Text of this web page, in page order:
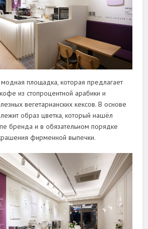
модная площадка, которая предлагает
из стопроцентной арабики и
вегетарианских кексов. В основе
образ цветка, который нашёл
бренда и в обязательном порядке
фирменной выпечки.